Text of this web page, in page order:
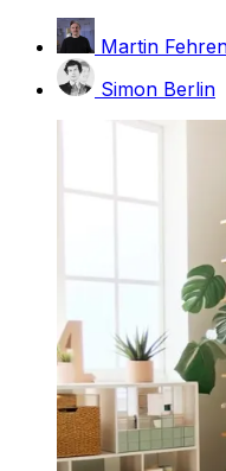
Martin
Simon Berlin